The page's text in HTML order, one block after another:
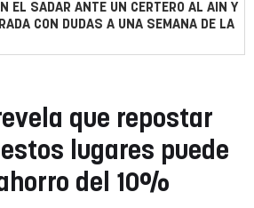
EL SADAR ANTE UN CERTERO AL AIN Y
CON DUDAS A UNA SEMANA DE LA
que repostar
lugares puede
del 10%